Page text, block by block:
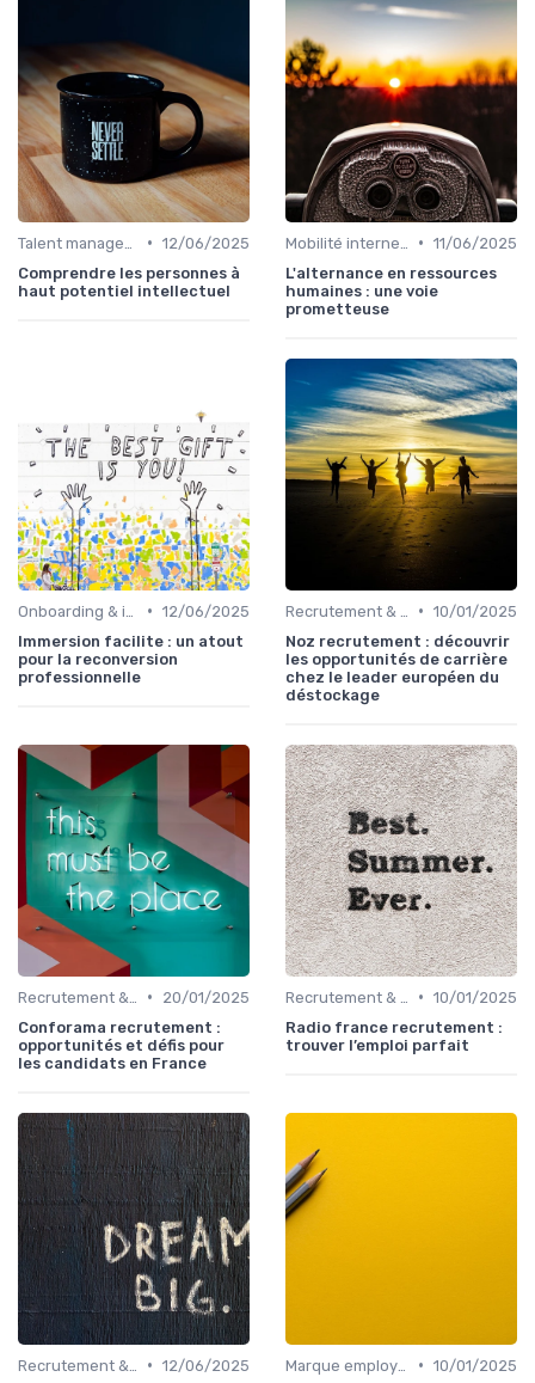
• 12/06/2025
Comprendre les personnes à
haut potentiel intellectuel
• 11/06/2025
L'alternance en ressources
humaines : une voie
prometteuse
• 12/06/2025
Immersion facilite : un atout
pour la reconversion
professionnelle
• 10/01/2025
Noz recrutement : découvrir
les opportunités de carrière
chez le leader européen du
déstockage
•
20/01/2025
Conforama recrutement :
opportunités et défis pour
les candidats en France
• 10/01/2025
Radio france recrutement :
trouver l’emploi parfait
• 12/06/2025
• 10/01/2025